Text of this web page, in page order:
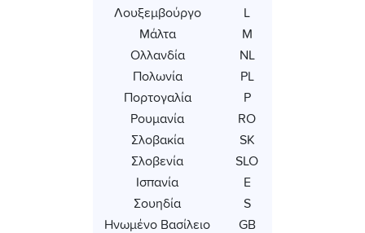
Λουξεμβούργο
L
Μάλτα
Μ
Ολλανδία
NL
Πολωνία
PL
Πορτογαλία
P
Ρουμανία
RO
Σλοβακία
SK
Σλοβενία
SLO
Ισπανία
Ε
Σουηδία
S
Ηνωμένο Βασίλειο
GB